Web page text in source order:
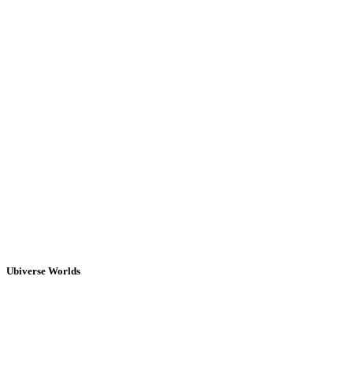
Ubiverse Worlds